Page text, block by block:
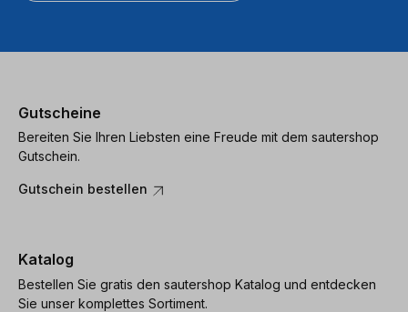
Gutscheine
Bereiten Sie Ihren Liebsten eine Freude mit dem sautershop
Gutschein.
Gutschein bestellen
Katalog
Bestellen Sie gratis den sautershop Katalog und entdecken
Sie unser komplettes Sortiment.